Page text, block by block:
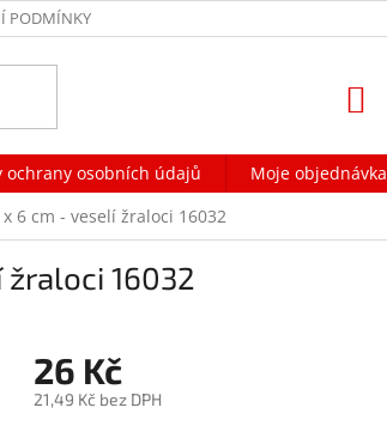
PODMÍNKY
ochrany osobních údajů
Moje objednávka
6 cm - veselí žraloci 16032
16032
26 Kč
21,49 Kč bez DPH